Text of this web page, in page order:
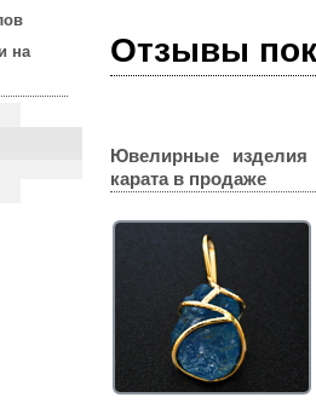
на
Отзывы
Ювелирные
каратав продаже